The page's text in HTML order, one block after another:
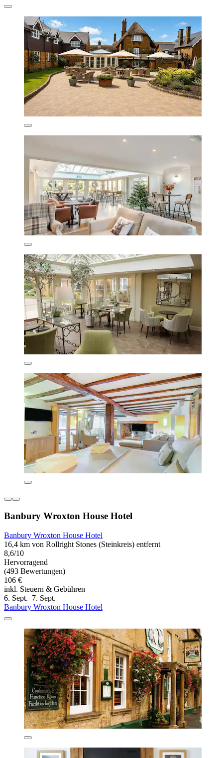
Banbury Wroxton House Hotel
Banbury Wroxton House Hotel
16,4 km von Rollright Stones (Steinkreis) entfernt
8,6/10
Hervorragend
(493 Bewertungen)
106 €
inkl. Steuern & Gebühren
6. Sept.–7. Sept.
Banbury Wroxton House Hotel